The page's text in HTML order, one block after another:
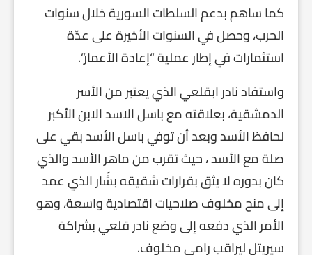
كما ساهم بدعم السلطات السورية خلال سنوات
الحرب، وحصل في السنوات الأخيرة على عدّة
استثمارات في إطار عملية “إعادة الأعمار”.
واستفاد نادر ابقلعي الذي يعتبر من الأسر
الدمشقية، بعلاقته مع باسل الاسد الابن الأكبر
لحافظ الأسد وبعد أن توفي باسل الأسد بقي على
صلة مع الأسد ، حيث تقرب من ماهر الأسد والذي
كان بدوره لا يثق بقرارات شقيقه بشّار الذي عمد
إلى منح مخلوف صلاحيات اقتصادية واسعة، وهو
الأمر الذي دفعه إلى وضع نادر قلعي بشراكة
سيريتل ليراقب رامي مخلوف.